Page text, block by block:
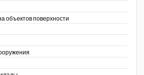
объектов поверхности
Разведка и охрана недр